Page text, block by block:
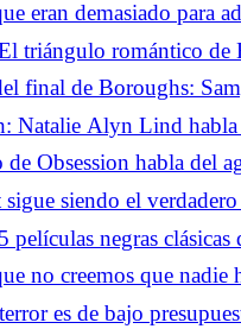
eran demasiado para
entre niños
triángulo romántico de
una historia cómica
final de Boroughs:
Natalie Alyn Lind habla
en vaquero... y cómo
Obsession habla del
línea de la 'epidemia
siendo el
películas negras clásicas
de Spider-Man
no creemos que nadie
es de bajo